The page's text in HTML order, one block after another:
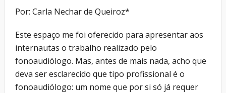
Por: Carla Nechar de Queiroz*
Este espaço me foi oferecido para apresentar aos
internautas o trabalho realizado pelo
fonoaudiólogo. Mas, antes de mais nada, acho que
deva ser esclarecido que tipo profissional é o
fonoaudiólogo: um nome que por si só já requer